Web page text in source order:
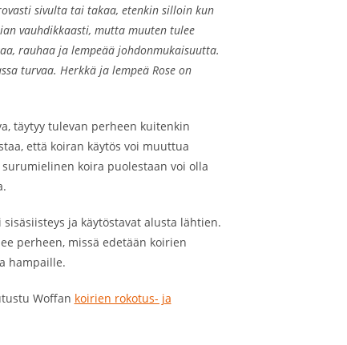
sivulta tai takaa, etenkin silloin kun
vauhdikkaasti, mutta muuten tulee
rauhaa ja lempeää johdonmukaisuutta.
turvaa. Herkkä ja lempeä Rose on
täytyy tulevan perheen kuitenkin
että koiran käytös voi muuttua
koira puolestaan voi olla
ja käytöstavat alusta lähtien.
perheen, missä edetään koirien
hampaille.
Woffan koirien rokotus- ja